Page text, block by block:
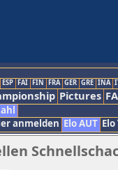
ESP FAI FIN FRA GER GRE INA
Pictures
anmelden Elo AUT